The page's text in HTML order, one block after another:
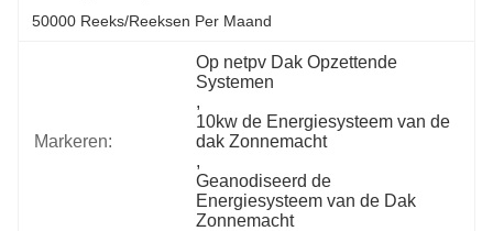
50000 Reeks/Reeksen Per Maand
Markeren:
Op netpv Dak Opzettende
Systemen
,
10kw de Energiesysteem van de
dak Zonnemacht
,
Geanodiseerd de
Energiesysteem van de Dak
Zonnemacht